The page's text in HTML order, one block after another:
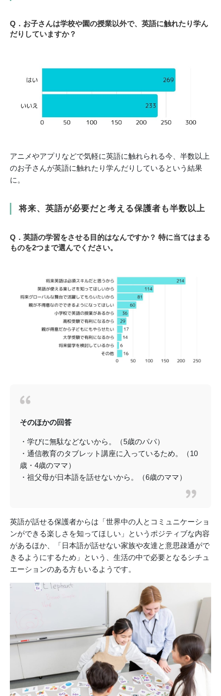
Q．お子さんは学校や園の授業以外で、英語に触れたり学ん
だりしていますか？
アニメやアプリなどで気軽に英語に触れられる今、半数以上
のお子さんが英語に触れたり学んだりしているという結果
に。
将来、英語が必要だと考える保護者も半数以上
Q．英語の学習をさせる目的はなんですか？ 特に当てはまる
ものを2つまで選んでください。
そのほかの回答
・学びに無駄などないから。（5歳のパパ）
・通信教育のタブレット講座に入っているため。（10
歳・4歳のママ）
・祖父母が日本語を話せないから。（6歳のママ）
英語が話せる保護者からは「世界中の人とコミュニケーショ
ンができる楽しさを知ってほしい」というポジティブな内容
があるほか、「日本語が話せない家族や友達と意思疎通がで
きるようにするため」という、生活の中で必要となるシチュ
エーションのある方もいるようです。